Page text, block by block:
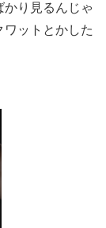
り見るんじゃ
ットとかした